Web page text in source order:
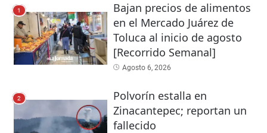
1
Bajan precios de alimentos
en el Mercado Juárez de
Toluca al inicio de agosto
[Recorrido Semanal]
Agosto 6, 2026
2
Polvorín estalla en
Zinacantepec; reportan un
fallecido